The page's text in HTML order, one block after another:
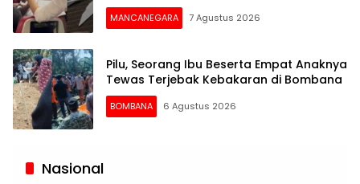
MANCANEGARA 7 Agustus 2026
Pilu, Seorang Ibu Beserta Empat Anaknya
Tewas Terjebak Kebakaran di Bombana
BOMBANA 6 Agustus 2026
Siaran
Nasional